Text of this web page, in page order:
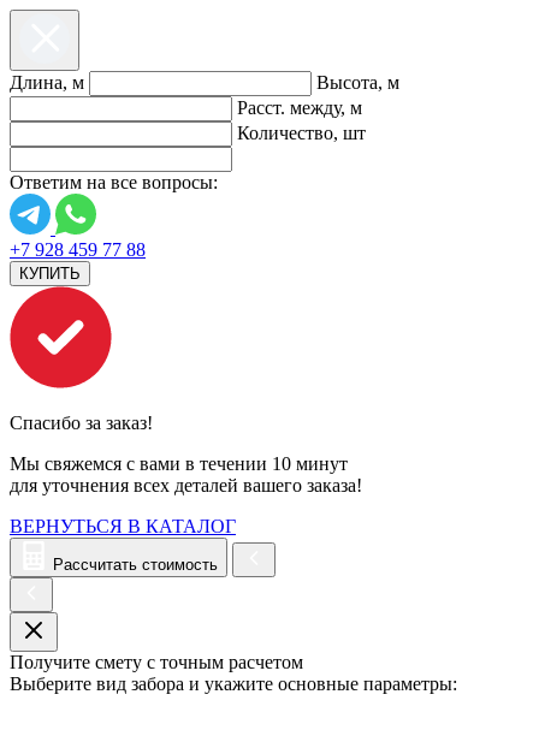
Длина, м
Высота, м
Расст. между, м
Количество, шт
Ответим на все вопросы:
+7 928 459 77 88
КУПИТЬ
Спасибо за заказ!
Мы свяжемся с вами в течении 10 минут
для уточнения всех деталей вашего заказа!
ВЕРНУТЬСЯ В КАТАЛОГ
Рассчитать стоимость
Получите смету с точным расчетом
Выберите вид забора и укажите основные параметры: